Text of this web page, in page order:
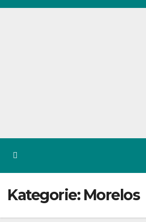
Zum
Kategorie: Morelos